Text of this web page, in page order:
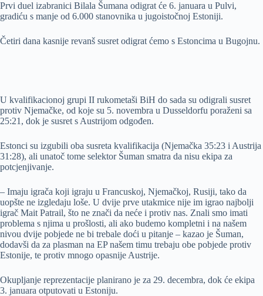
Prvi duel izabranici Bilala Šumana odigrat će 6. januara u Pulvi,
gradiću s manje od 6.000 stanovnika u jugoistočnoj Estoniji.
Četiri dana kasnije revanš susret odigrat ćemo s Estoncima u Bugojnu.
U kvalifikacionoj grupi II rukometaši BiH do sada su odigrali susret
protiv Njemačke, od koje su 5. novembra u Dusseldorfu poraženi sa
25:21, dok je susret s Austrijom odgođen.
Estonci su izgubili oba susreta kvalifikacija (Njemačka 35:23 i Austrija
31:28), ali unatoč tome selektor Šuman smatra da nisu ekipa za
potcjenjivanje.
– Imaju igrača koji igraju u Francuskoj, Njemačkoj, Rusiji, tako da
uopšte ne izgledaju loše. U dvije prve utakmice nije im igrao najbolji
igrač Mait Patrail, što ne znači da neće i protiv nas. Znali smo imati
problema s njima u prošlosti, ali ako budemo kompletni i na našem
nivou dvije pobjede ne bi trebale doći u pitanje – kazao je Šuman,
dodavši da za plasman na EP našem timu trebaju obe pobjede protiv
Estonije, te protiv mnogo opasnije Austrije.
Okupljanje reprezentacije planirano je za 29. decembra, dok će ekipa
3. januara otputovati u Estoniju.